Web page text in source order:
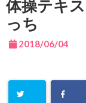
体操テキ
っち
2018/06/04